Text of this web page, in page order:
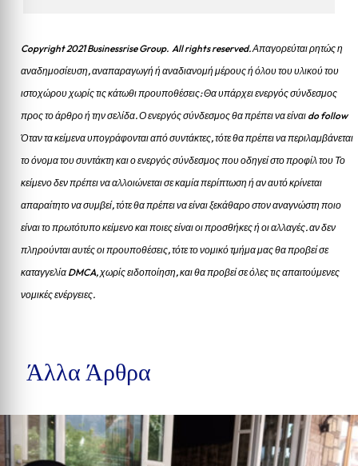
Copyright 2021 Businessrise Group. All rights reserved. Απαγορεύται ρητώς η
αναδημοσίευση, αναπαραγωγή ή αναδιανομή μέρους ή όλου του υλικού του
ιστοχώρου χωρίς τις κάτωθι προυποθέσεις: Θα υπάρχει ενεργός σύνδεσμος
προς το άρθρο ή την σελίδα.Ο ενεργός σύνδεσμος θα πρέπει να είναι do follow
Όταν τα κείμενα υπογράφονται από συντάκτες, τότε θα πρέπει να περιλαμβάνεται
το όνομα του συντάκτη και ο ενεργός σύνδεσμος που οδηγεί στο προφίλ του Το
κείμενο δεν πρέπει να αλλοιώνεται σε καμία περίπτωση ή αν αυτό κρίνεται
απαραίτητο να συμβεί, τότε θα πρέπει να είναι ξεκάθαρο στον αναγνώστη ποιο
είναι το πρωτότυπο κείμενο και ποιες είναι οι προσθήκες ή οι αλλαγές. αν δεν
πληρούνται αυτές οι προυποθέσεις, τότε το νομικό τμήμα μας θα προβεί σε
καταγγελία DMCA, χωρίς ειδοποίηση, και θα προβεί σε όλες τις απαιτούμενες
νομικές ενέργειες.
Άλλα Άρθρα